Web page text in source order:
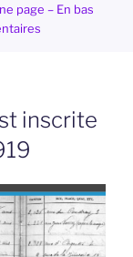
page – En bas
inscrite